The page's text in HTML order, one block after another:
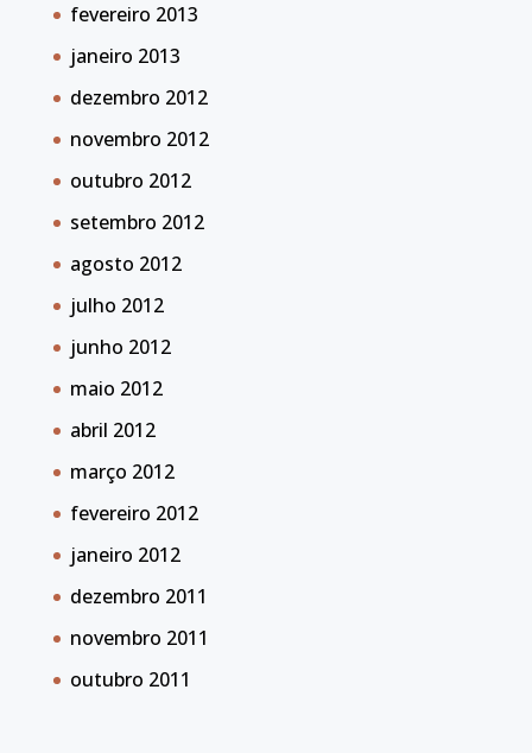
fevereiro 2013
janeiro 2013
dezembro 2012
novembro 2012
outubro 2012
setembro 2012
agosto 2012
julho 2012
junho 2012
maio 2012
abril 2012
março 2012
fevereiro 2012
janeiro 2012
dezembro 2011
novembro 2011
outubro 2011